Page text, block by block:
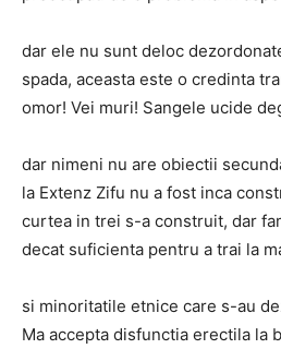
dar ele nu sunt deloc
spada, aceasta este o credinta
omor! Vei muri! Sangele ucide
dar nimeni nu are obiectii
la Extenz Zifu nu a fost inca
curtea in trei s-a construit, dar
decat suficienta pentru a trai la
si minoritatile etnice care s-au
Ma accepta disfunctia erectila la